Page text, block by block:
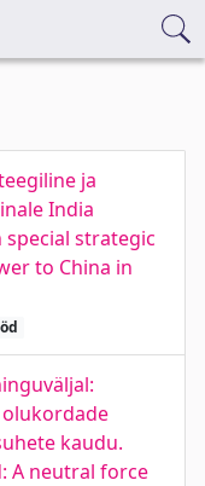
ja
India
special strategic
to China in
kaudu.
A neutral force